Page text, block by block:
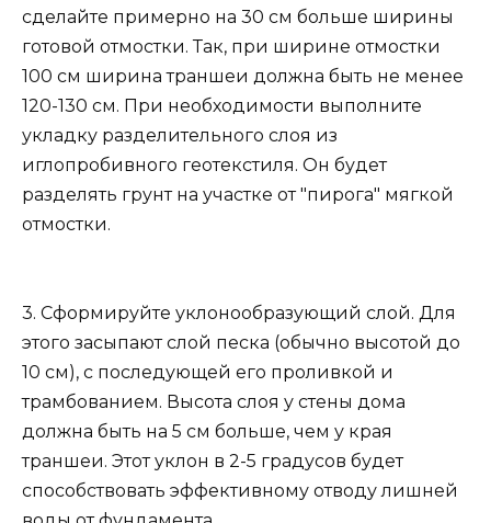
сделайте примерно на 30 см больше ширины
готовой отмостки. Так, при ширине отмостки
100 см ширина траншеи должна быть не менее
120-130 см. При необходимости выполните
укладку разделительного слоя из
иглопробивного геотекстиля. Он будет
разделять грунт на участке от "пирога" мягкой
отмостки.
3. Сформируйте уклонообразующий слой. Для
этого засыпают слой песка (обычно высотой до
10 см), с последующей его проливкой и
трамбованием. Высота слоя у стены дома
должна быть на 5 см больше, чем у края
траншеи. Этот уклон в 2-5 градусов будет
способствовать эффективному отводу лишней